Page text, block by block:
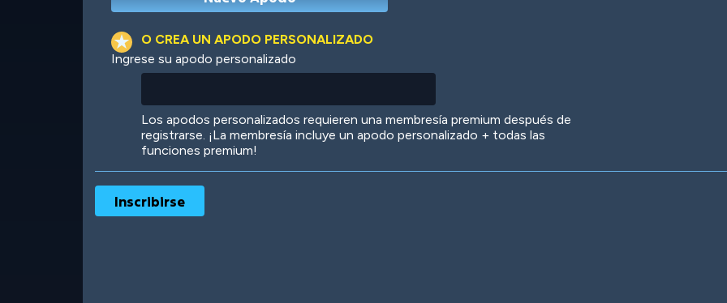
Ooh! Aah!
O CREA UN APODO PERSONALIZADO
Ingrese su apodo personalizado
Los apodos personalizados requieren una membresía premium después de
registrarse. ¡La membresía incluye un apodo personalizado + todas las
funciones premium!